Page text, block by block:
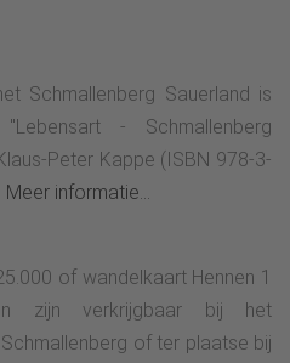
"G" volgen en passeer de
een verdere stijging
het einde overgaat in een
de volgende stop op de
Nadat je dit punt hebt bereikt,
langs het pad en ga je
erheen en verlaat de
na de schuur kom je bij
Linke. Na ongeveer 50 meter
je de geasfalteerde weg. Na
Schmallenberg Sauerland is
- Schmallenberg
Peter Kappe (ISBN 978-3-
Meer informatie...
of wandelkaart Hennen 1
zijn verkrijgbaar bij het
of ter plaatse bij